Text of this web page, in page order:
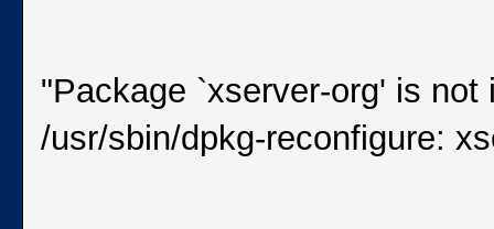
"Package `xserver-org' is
/usr/sbin/dpkg-reconfigure: